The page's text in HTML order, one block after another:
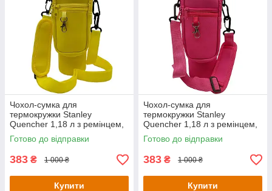
Чохол-сумка для
термокружки Stanley
Quencher 1,18 л з ремінцем,
захисний кейс для кухля,
жовтий KT7001318
Готово до відправки
383 ₴ 1 000 ₴
Купити
Чохол-сумка для
термокружки Stanley
Quencher 1,18 л з ремінцем,
захисний кейс для кухля,
малиновий KT7001308
Готово до відправки
383 ₴ 1 000 ₴
Купити